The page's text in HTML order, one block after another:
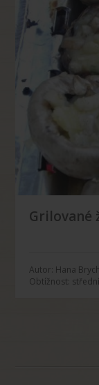
Grilované
Autor: Hana
Obtížnost: střední